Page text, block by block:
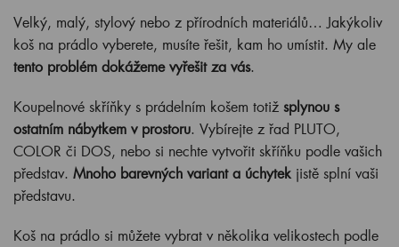
Velký, malý, stylový nebo z přírodních materiálů… Jakýkoliv
koš na prádlo vyberete, musíte řešit, kam ho umístit. My ale
tento problém dokážeme vyřešit za vás.
Koupelnové skříňky s prádelním košem totiž splynou s
ostatním nábytkem v prostoru. Vybírejte z řad PLUTO,
COLOR či DOS, nebo si nechte vytvořit skříňku podle vašich
představ. Mnoho barevných variant a úchytek jistě splní vaši
představu.
Koš na prádlo si můžete vybrat v několika velikostech podle